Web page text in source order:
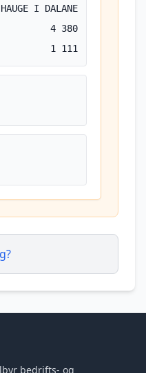
HAUGE I DALANE
4 380
1 111
bedrifts- og